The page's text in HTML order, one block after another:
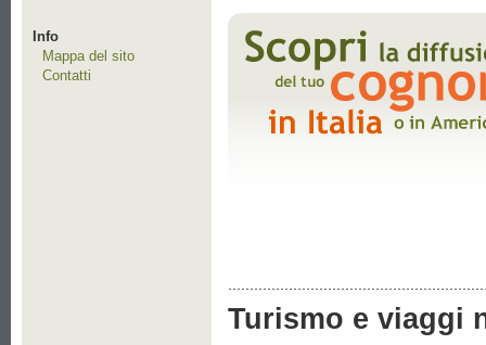
Info
Mappa del sito
Contatti
Turismo e viaggi